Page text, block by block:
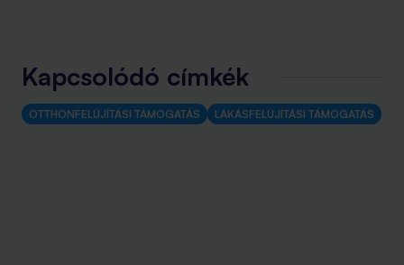
Kapcsolódó címkék
OTTHONFELÚJÍTÁSI TÁMOGATÁS LAKÁSFELÚJÍTÁSI TÁMOGATÁS